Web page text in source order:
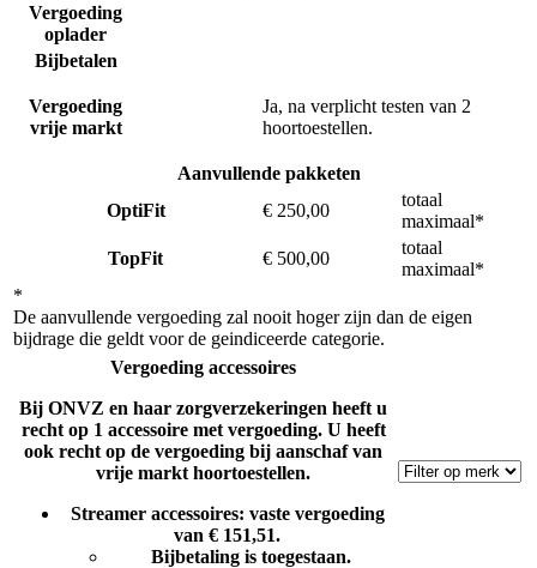
Vergoeding
oplader
Bijbetalen
Vergoeding
vrije markt
Ja, na verplicht testen van 2
hoortoestellen.
Aanvullende pakketen
OptiFit
€ 250,00
totaal
maximaal*
TopFit
€ 500,00
totaal
maximaal*
*
De aanvullende vergoeding zal nooit hoger zijn dan de eigen
bijdrage die geldt voor de geindiceerde categorie.
Vergoeding accessoires
Bij ONVZ en haar zorgverzekeringen heeft u
recht op 1 accessoire met vergoeding. U heeft
ook recht op de vergoeding bij aanschaf van
vrije markt hoortoestellen.
Streamer accessoires: vaste vergoeding
van € 151,51.
Bijbetaling is toegestaan.